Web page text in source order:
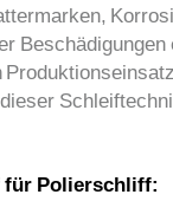
Beschädigungen
für Polierschliff: